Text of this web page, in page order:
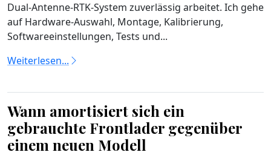
Dual‑Antenne‑RTK‑System zuverlässig arbeitet. Ich gehe
auf Hardware‑Auswahl, Montage, Kalibrierung,
Softwareeinstellungen, Tests und...
Weiterlesen...
Wann amortisiert sich ein
gebrauchte Frontlader gegenüber
einem neuen Modell